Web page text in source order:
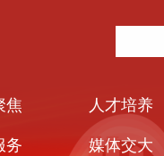
焦 人才培养
务 媒体交大